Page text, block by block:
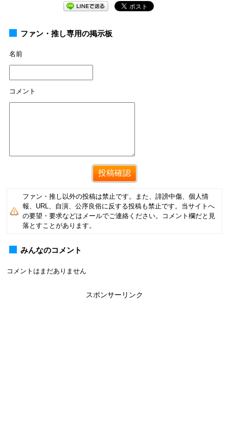
ファン・推し専用の掲示板
名前
コメント
ファン・推し以外の投稿は禁止です。また、誹謗中傷、個人情
報、URL、自演、公序良俗に反する投稿も禁止です。当サイトへ
の要望・要求などはメールでご連絡ください。コメント欄だと見
落とすことがあります。
みんなのコメント
コメントはまだありません
スポンサーリンク